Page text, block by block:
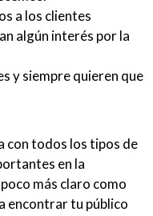
a los clientes
algún interés por la
y siempre quieren que
con todos los tipos de
en la
más claro como
encontrar tu público